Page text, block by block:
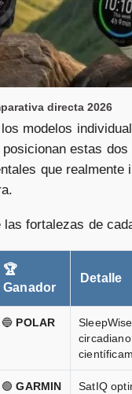
directa 2026
modelos
estas
que realmente
fortalezas de
🏆
Ganador
Detalle
🔵 POLAR
🟢GARMIN
SatIQ